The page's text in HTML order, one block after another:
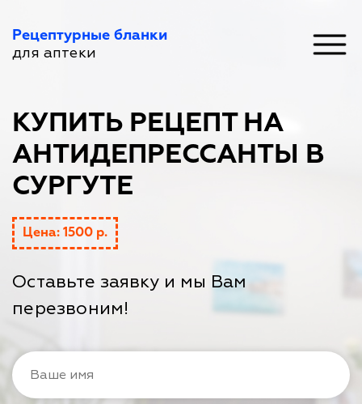
Рецептурные бланки
для аптеки
КУПИТЬ РЕЦЕПТ НА
АНТИДЕПРЕССАНТЫ В
СУРГУТЕ
Цена: 1500 р.
Оставьте заявку и мы Вам
перезвоним!